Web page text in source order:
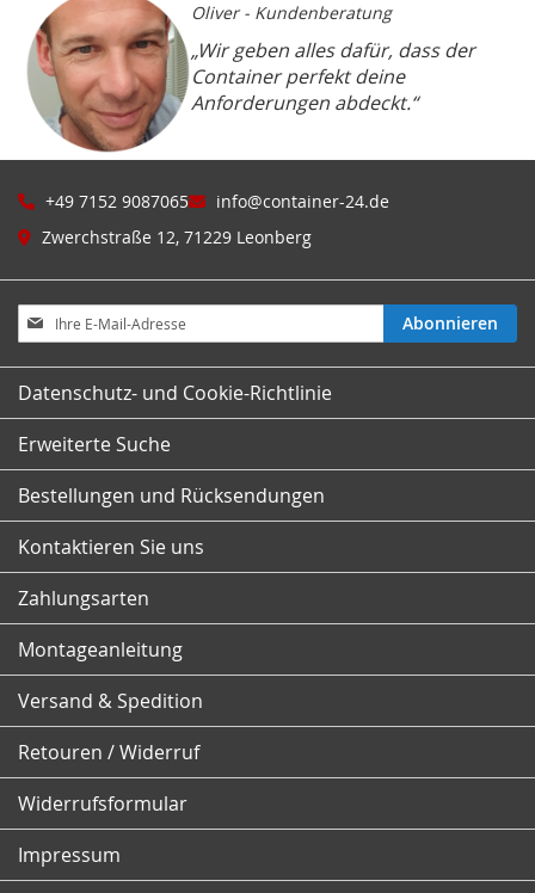
Oliver - Kundenberatung
„Wir geben alles dafür, dass der
Container perfekt deine
Anforderungen abdeckt.“
+49 7152 9087065
info@container-24.de
Zwerchstraße 12, 71229 Leonberg
Melden
Sie
sich
für
Newsletter
an:
Abonnieren
Datenschutz- und Cookie-Richtlinie
Erweiterte Suche
Bestellungen und Rücksendungen
Kontaktieren Sie uns
Zahlungsarten
Montageanleitung
Versand & Spedition
Retouren / Widerruf
Widerrufsformular
Impressum